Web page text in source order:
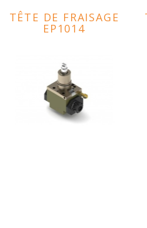
TÊTE DE FRAISAGE
EP1014